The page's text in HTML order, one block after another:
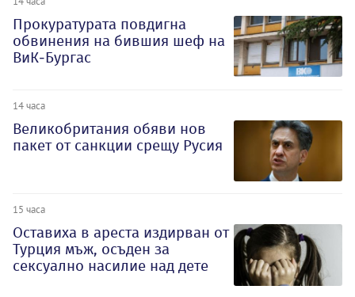
Прокуратурата повдигна
обвинения на бившия шеф на
ВиК-Бургас
14 часа
Великобритания обяви нов
пакет от санкции срещу Русия
15 часа
Оставиха в ареста издирван от
Турция мъж, осъден за
сексуално насилие над дете